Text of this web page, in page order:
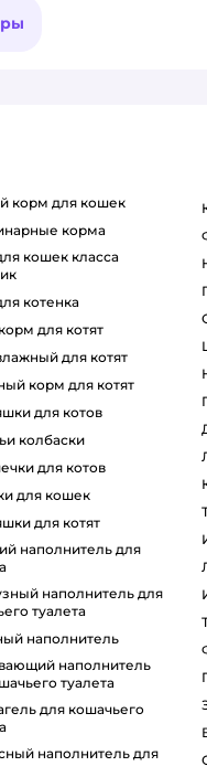
корм для кошек
корма
котенка
корм для котят
для котят
корм для котят
для котов
колбаски
для котов
для кошек
для котят
туалета
наполнитель
туалета